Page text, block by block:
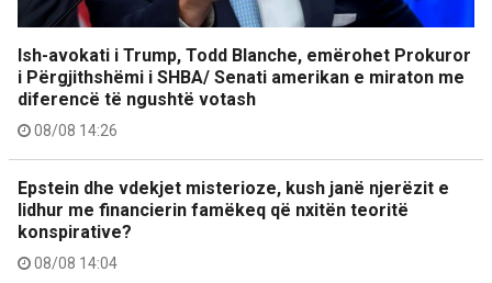
Ish-avokati i Trump, Todd Blanche, emërohet Prokuror
i Përgjithshëmi i SHBA/ Senati amerikan e miraton me
diferencë të ngushtë votash
08/08 14:26
Epstein dhe vdekjet misterioze, kush janë njerëzit e
lidhur me financierin famëkeq që nxitën teoritë
konspirative?
08/08 14:04